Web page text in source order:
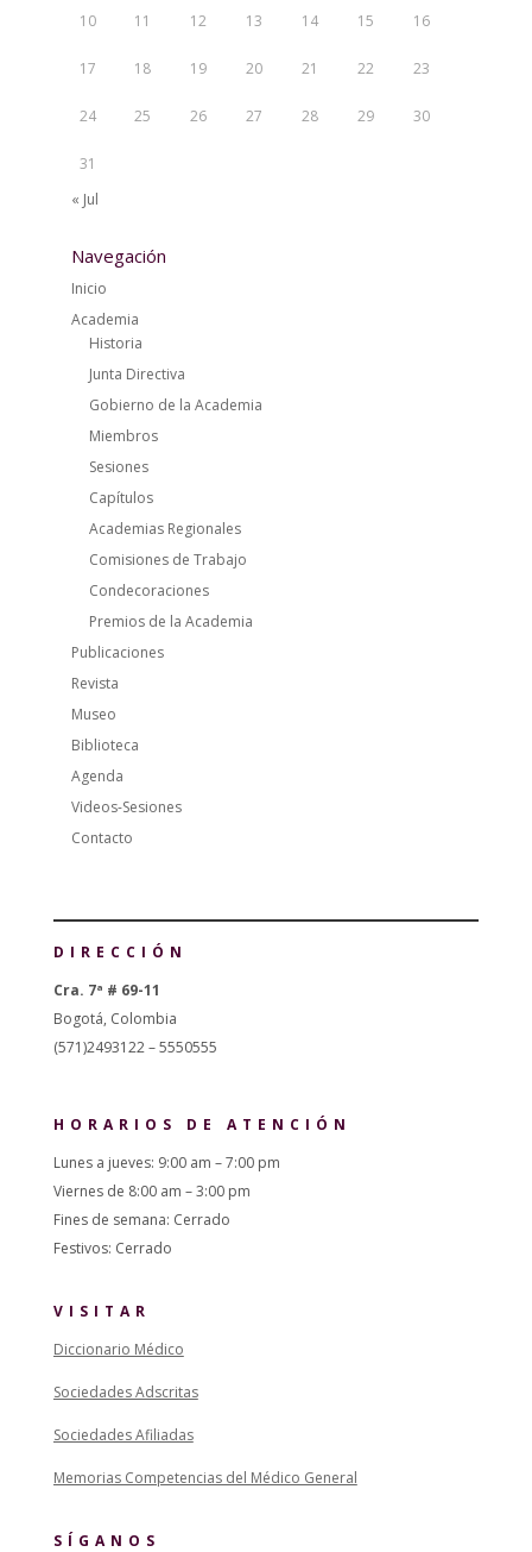
10 11 12 13 14 15 16
17 18 19 20 21 22 23
24 25 26 27 28 29 30
31
« Jul
Navegación
Inicio
Academia
Historia
Junta Directiva
Gobierno de la Academia
Miembros
Sesiones
Capítulos
Academias Regionales
Comisiones de Trabajo
Condecoraciones
Premios de la Academia
Publicaciones
Revista
Museo
Biblioteca
Agenda
Videos-Sesiones
Contacto
DIRECCIÓN
Cra. 7ª # 69-11
Bogotá, Colombia
(571)2493122 – 5550555
HORARIOS DE ATENCIÓN
Lunes a jueves: 9:00 am – 7:00 pm
Viernes de 8:00 am – 3:00 pm
Fines de semana: Cerrado
Festivos: Cerrado
VISITAR
Diccionario Médico
Sociedades Adscritas
Sociedades Afiliadas
Memorias Competencias del Médico General
SÍGANOS